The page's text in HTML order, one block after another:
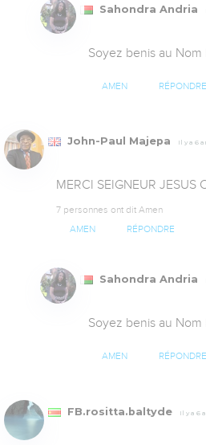
Sahondra Andria
Soyez benis au
AMEN RÉPONDRE
John-Paul Majepa Il y a 6
MERCI SEIGNEUR JESUS
7 personnes ont dit Amen
AMEN RÉPONDRE
Sahondra Andria
Soyez benis au
AMEN RÉPONDRE
FB.rositta.baltyde Il y a 6